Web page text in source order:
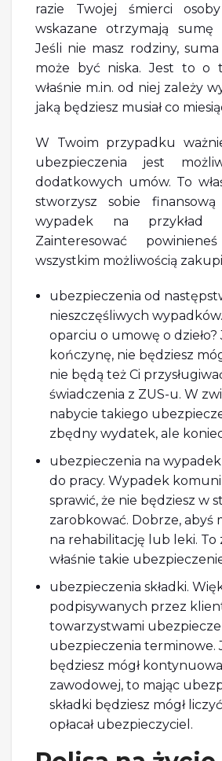
razie Twojej śmierci
wskazane otrzymają sumę
Jeśli nie masz rodziny,
może być niska. Jest to o
właśnie m.in. od niej zależy
jaką będziesz musiał co
W Twoim przypadku
ubezpieczenia jest
dodatkowych umów. To
stworzysz sobie
wypadek na przykład
Zainteresować
wszystkim możliwością
ubezpieczenia od
nieszczęśliwych
oparciu o umowę o dzieło?
kończynę, nie będziesz
nie będą też Ci
świadczenia z ZUS-u. W
nabycie takiego
zbędny wydatek, ale
ubezpieczenia na
do pracy. Wypadek
sprawić, że nie będziesz w
zarobkować. Dobrze, abyś
na rehabilitację lub leki. To
właśnie takie
ubezpieczenia składki.
podpisywanych przez
towarzystwami
ubezpieczenia terminowe.
będziesz mógł
zawodowej, to mając
składki będziesz mógł
opłacał ubezpieczyciel.